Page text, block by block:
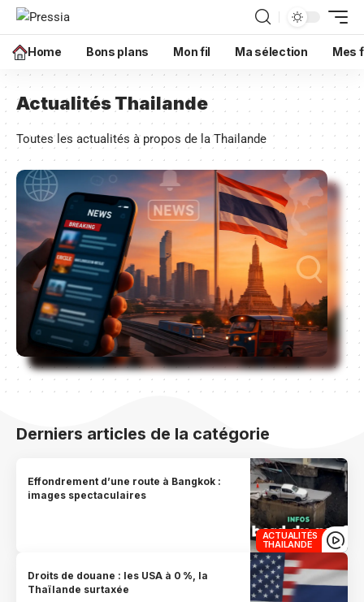
Home Bons plans Mon fil Ma sélection Mes
Actualités Thailande
Toutes les actualités à propos de la Thailande
Derniers articles de la catégorie
ACTUALITÉS
THAILANDE
Effondrement d’une route à Bangkok :
images spectaculaires
Droits de douane : les USA à 0 %, la
Thaïlande surtaxée